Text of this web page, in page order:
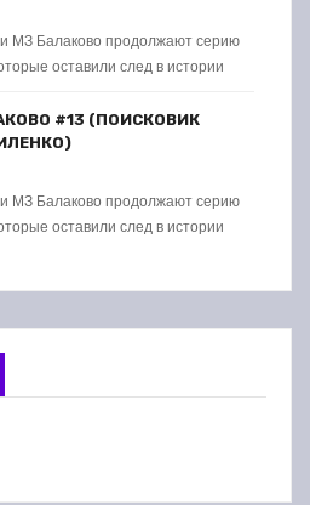
МЗ Балаково продолжают серию
оставили след в истории
#13 (ПОИСКОВИК
МЗ Балаково продолжают серию
оставили след в истории